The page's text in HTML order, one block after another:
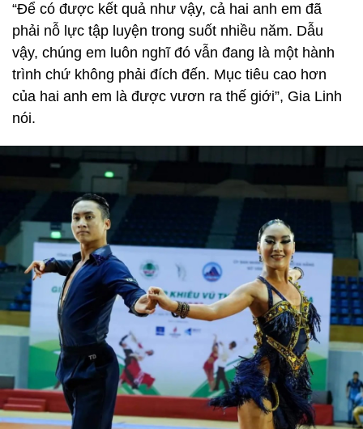
“Để có được kết quả như vậy, cả hai anh em đã
phải nỗ lực tập luyện trong suốt nhiều năm. Dẫu
vậy, chúng em luôn nghĩ đó vẫn đang là một hành
trình chứ không phải đích đến. Mục tiêu cao hơn
của hai anh em là được vươn ra thế giới”, Gia Linh
nói.